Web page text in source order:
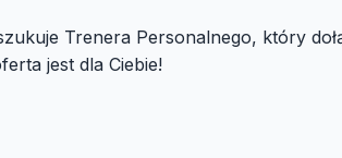
Trenera Personalnego, który
jest dla Ciebie!